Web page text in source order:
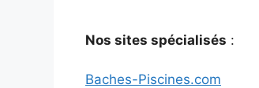
Nos sites spécialisés :
Baches-Piscines.com